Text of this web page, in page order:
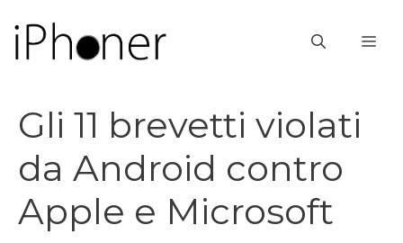
contenuto
Gli 11 brevetti violati
da Android contro
Apple e Microsoft